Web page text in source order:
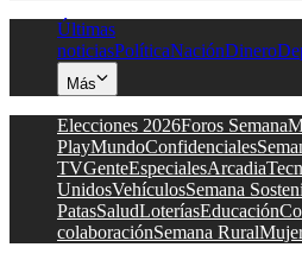
Últimas
noticiasPolíticaNaciónDinero
Más
Elecciones 2026Foros Semana
PlayMundoConfidenciales
TVGenteEspecialesArcadia
UnidosVehículosSemana
PatasSaludLoteríasEducación
colaboraciónSemana Rural